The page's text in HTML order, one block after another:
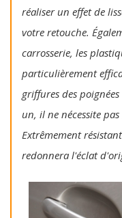
réaliser un effet de
votre retouche.
carrosserie, les
particulièrement
griffures des
un, il ne nécessite
Extrêmement
redonnera l'éclat